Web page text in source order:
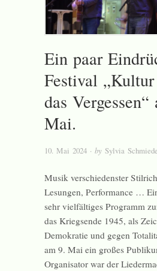
Ein paar
Festival
das Vergessen“
Mai.
10. Mai 2024 · by Sylvia
Musik verschiedenster
Lesungen, Performance …
sehr vielfältiges Programm
das Kriegsende 1945, als
Demokratie und gegen
am 9. Mai ein großes
Organisator war der